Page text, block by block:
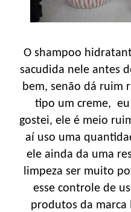
O shampoo
sacudida nele antes
bem, senão dá ruim
tipo um creme,
gostei, ele é meio
aí uso uma
ele ainda da uma
limpeza ser muito
esse controle de
produtos da marca